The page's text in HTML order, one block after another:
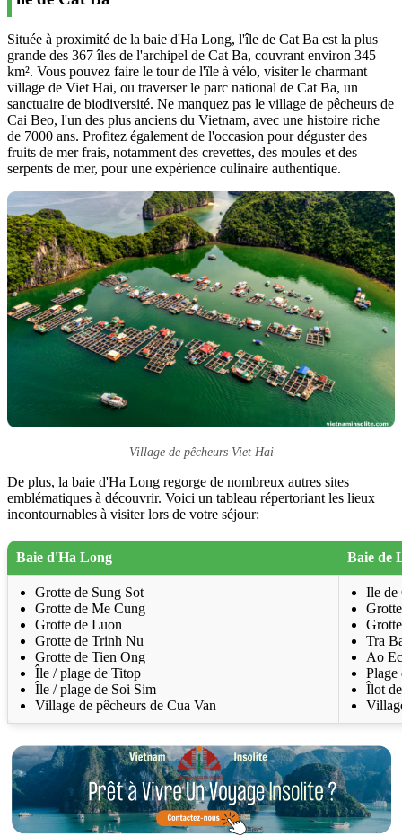
Située à proximité de la baie d'Ha Long, l'île de Cat Ba est la plus
grande des 367 îles de l'archipel de Cat Ba, couvrant environ 345
km². Vous pouvez faire le tour de l'île à vélo, visiter le charmant
village de Viet Hai, ou traverser le parc national de Cat Ba, un
sanctuaire de biodiversité. Ne manquez pas le village de pêcheurs de
Cai Beo, l'un des plus anciens du Vietnam, avec une histoire riche
de 7000 ans. Profitez également de l'occasion pour déguster des
fruits de mer frais, notamment des crevettes, des moules et des
serpents de mer, pour une expérience culinaire authentique.
Village de pêcheurs Viet Hai
De plus, la baie d'Ha Long regorge de nombreux autres sites
emblématiques à découvrir. Voici un tableau répertoriant les lieux
incontournables à visiter lors de votre séjour:
Baie d'Ha Long Baie de
Grotte de Sung Sot
Grotte de Me Cung
Grotte de Luon
Grotte de Trinh Nu
Grotte de Tien Ong
Île / plage de Titop
Île / plage de Soi Sim
Village de pêcheurs de Cua Van
Ile de
Tra
Ao
Plage
Îlot